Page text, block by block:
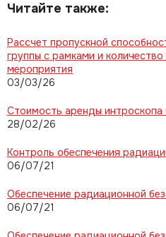
Читайте также:
Рассчет пропускной
группы с рамками и
мероприятия
03/03/26
Стоимость аренды интроскопа
28/02/26
Контроль обеспечения
06/07/21
Обеспечение радиационной
06/07/21